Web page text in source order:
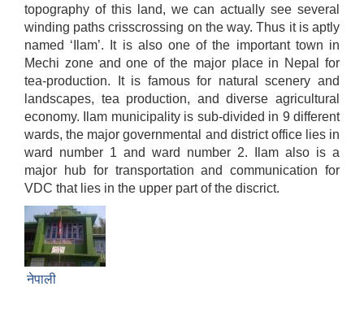
topography of this land, we can actually see several
winding paths crisscrossing on the way. Thus it is aptly
named ‘Ilam’. It is also one of the important town in
Mechi zone and one of the major place in Nepal for
tea-production. It is famous for natural scenery and
landscapes, tea production, and diverse agricultural
economy. Ilam municipality is sub-divided in 9 different
wards, the major governmental and district office lies in
ward number 1 and ward number 2. Ilam also is a
major hub for transportation and communication for
VDC that lies in the upper part of the discrict.
नेपाली